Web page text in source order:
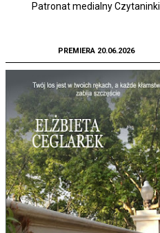
Patronat medialny Czytaninki
PREMIERA 20.06.2026